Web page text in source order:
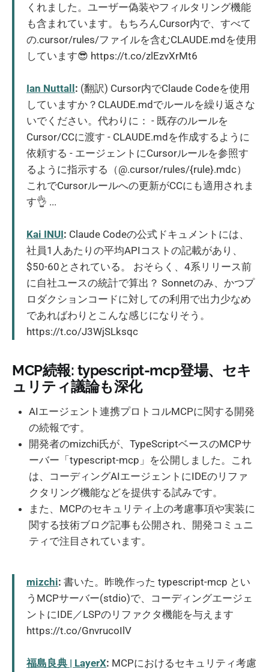
くれました。ユーザー偽装やフィルタリング機能
も含まれています。もちろんCursor内で、すべて
の.cursor/rules/ファイルを含むCLAUDE.mdを使用
しています😎 https://t.co/zlEzvXrMt6
Ian Nuttall : (翻訳) Cursor内でClaude Codeを使用
していますか？CLAUDE.mdでルールを繰り返さな
いでください。代わりに： - 既存のルールを
Cursor/CCに渡す - CLAUDE.mdを作成するように
依頼する - エージェントにCursorルールを参照す
るように指示する（@.cursor/rules/{rule}.mdc）
これでCursorルールへの更新がCCにも適用されま
す👌 ...
Kai INUI: Claude Codeの公式ドキュメントには、
社員1人あたりの平均APIコストの記載があり、
$50-60とされている。 おそらく、4系リリース前
に自社ユースの統計で算出？ Sonnetのみ、かつプ
ロダクションコードに対しての利用で出力少なめ
であればわりとこんな感じになりそう。
https://t.co/J3WjSLksqc
MCP続報: typescript-mcp登場、セキ
ュリティ議論も深化
AIエージェント連携プロトコルMCPに関する開発
の続報です。
開発者のmizchi氏が、TypeScriptベースのMCPサ
ーバー「typescript-mcp」を公開しました。これ
は、コーディングAIエージェントにIDEのリファ
クタリング機能などを提供する試みです。
また、MCPのセキュリティ上の考慮事項や実装に
関する技術ブログ記事も公開され、開発コミュニ
ティで注目されています。
mizchi: 書いた。昨晩作った typescript-mcp とい
うMCPサーバー(stdio)で、コーディングエージェ
ントにIDE／LSPのリファクタ機能を与えます
https://t.co/GnvrucoIlV
福島良典 | LayerX: MCPにおけるセキュリティ考慮